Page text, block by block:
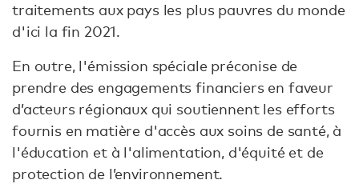
traitements aux pays les plus pauvres du monde
d'ici la fin 2021.
En outre, l'émission spéciale préconise de
prendre des engagements financiers en faveur
d’acteurs régionaux qui soutiennent les efforts
fournis en matière d'accès aux soins de santé, à
l'éducation et à l'alimentation, d'équité et de
protection de l’environnement.